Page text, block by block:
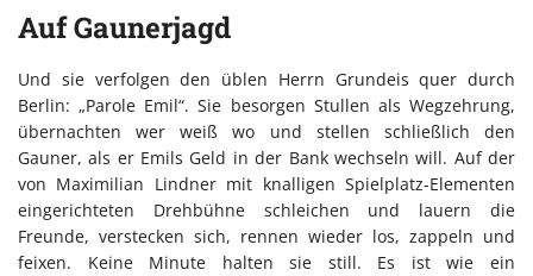
Auf Gaunerjagd
Und sie verfolgen den üblen Herrn Grundeis quer durch
Berlin: „Parole Emil“. Sie besorgen Stullen als Wegzehrung,
übernachten wer weiß wo und stellen schließlich den
Gauner, als er Emils Geld in der Bank wechseln will. Auf der
von Maximilian Lindner mit knalligen Spielplatz-Elementen
eingerichteten Drehbühne schleichen und lauern die
Freunde, verstecken sich, rennen wieder los, zappeln und
feixen. Keine Minute halten sie still. Es ist wie ein